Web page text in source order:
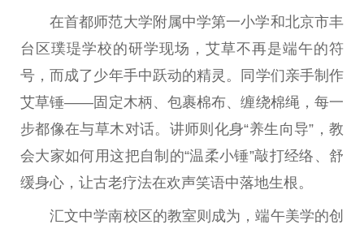
在首都师范大学附属中学第一小学和北京市丰
台 区璞瑅学校的研学现场，艾草不再是端午的符
号，而成了少年手中跃动的精灵。同学们亲手制作
艾草锤——固定木柄、包裹棉布、缠绕棉绳，每一
步都像在与草木对话。讲师则化身“养生向导”，教
会大家如何用这把自制的“温柔小锤”敲打经络、舒
缓身心，让古老疗法在欢声笑语中落地生根。
汇文中学南校区的教室则成为，端午美学的创